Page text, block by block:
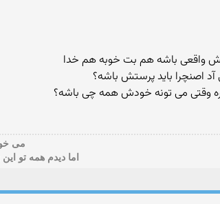
اصنچرا باید پرستش باشه؟
وقتی می تونه خودش همه چی باشه؟
می
اما دیدم همه تو